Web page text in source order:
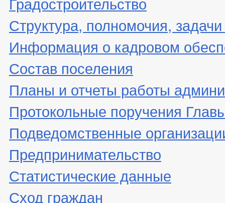
Структура, полномочия,
Информация о кадровом
Состав поселения
Планы и отчеты работы
Протокольные поручения
Подведомственные
Предпринимательство
Статистические данные
Сход граждан